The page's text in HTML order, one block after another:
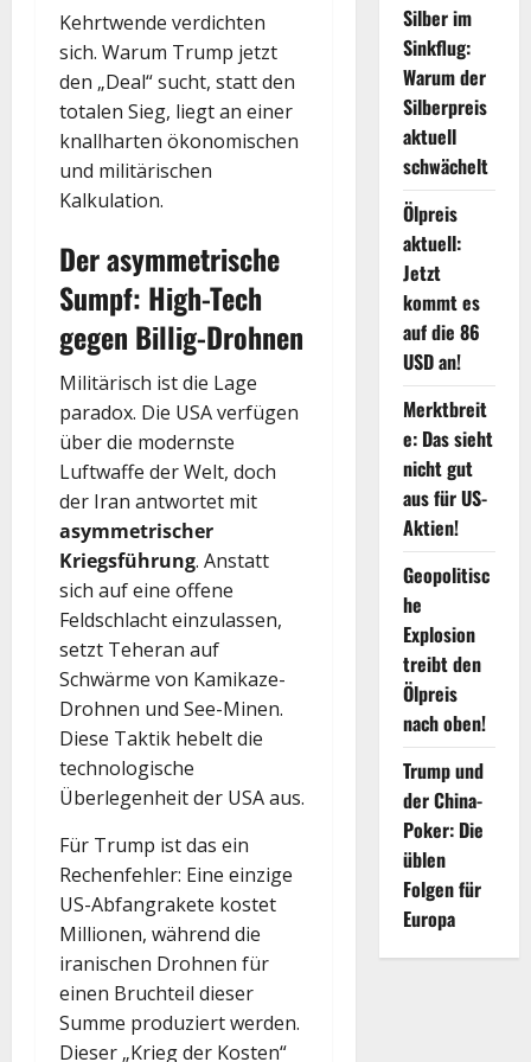
Kehrtwende verdichten
sich. Warum Trump jetzt
den „Deal“ sucht, statt den
totalen Sieg, liegt an einer
knallharten ökonomischen
und militärischen
Kalkulation.
Der asymmetrische
Sumpf: High-Tech
gegen Billig-Drohnen
Militärisch ist die Lage
paradox. Die USA verfügen
über die modernste
Luftwaffe der Welt, doch
der Iran antwortet mit
asymmetrischer
Kriegsführung. Anstatt
sich auf eine offene
Feldschlacht einzulassen,
setzt Teheran auf
Schwärme von Kamikaze-
Drohnen und See-Minen.
Diese Taktik hebelt die
technologische
Überlegenheit der USA aus.
Für Trump ist das ein
Rechenfehler: Eine einzige
US-Abfangrakete kostet
Millionen, während die
iranischen Drohnen für
einen Bruchteil dieser
Summe produziert werden.
Dieser „Krieg der Kosten“
Silber im
Sinkflug:
Warum der
Silberpreis
aktuell
schwächelt
Ölpreis
aktuell:
Jetzt
kommt es
auf die 86
USD an!
Merktbreit
e: Das sieht
nicht gut
aus für US-
Aktien!
Geopolitisc
he
Explosion
treibt den
Ölpreis
nach oben!
Trump und
der China-
Poker: Die
üblen
Folgen für
Europa